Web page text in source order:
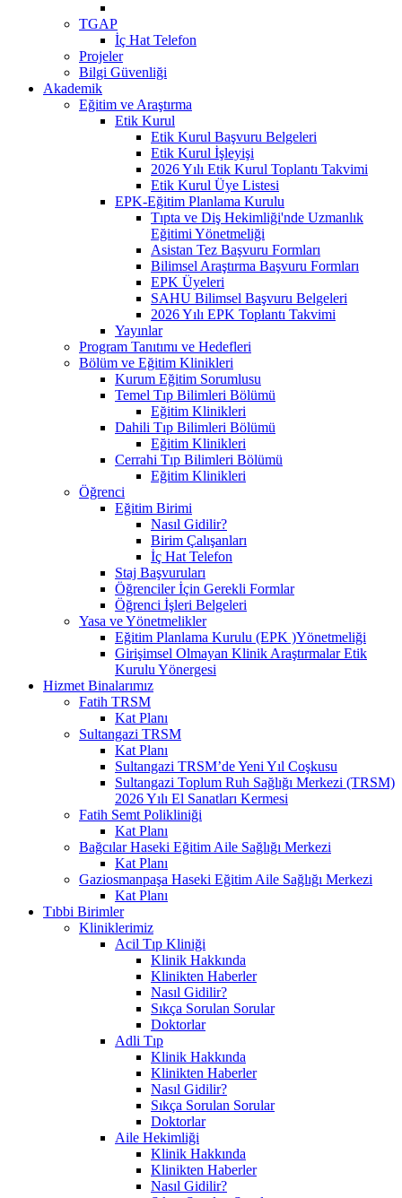
TGAP
İç Hat Telefon
Projeler
Bilgi Güvenliği
Akademik
Eğitim ve Araştırma
Etik Kurul
Etik Kurul Başvuru Belgeleri
Etik Kurul İşleyişi
2026 Yılı Etik Kurul Toplantı Takvimi
Etik Kurul Üye Listesi
EPK-Eğitim Planlama Kurulu
Tıpta ve Diş Hekimliği'nde Uzmanlık
Eğitimi Yönetmeliği
Asistan Tez Başvuru Formları
Bilimsel Araştırma Başvuru Formları
EPK Üyeleri
SAHU Bilimsel Başvuru Belgeleri
2026 Yılı EPK Toplantı Takvimi
Yayınlar
Program Tanıtımı ve Hedefleri
Bölüm ve Eğitim Klinikleri
Kurum Eğitim Sorumlusu
Temel Tıp Bilimleri Bölümü
Eğitim Klinikleri
Dahili Tıp Bilimleri Bölümü
Eğitim Klinikleri
Cerrahi Tıp Bilimleri Bölümü
Eğitim Klinikleri
Öğrenci
Eğitim Birimi
Nasıl Gidilir?
Birim Çalışanları
İç Hat Telefon
Staj Başvuruları
Öğrenciler İçin Gerekli Formlar
Öğrenci İşleri Belgeleri
Yasa ve Yönetmelikler
Eğitim Planlama Kurulu (EPK )Yönetmeliği
Girişimsel Olmayan Klinik Araştırmalar Etik
Kurulu Yönergesi
Hizmet Binalarımız
Fatih TRSM
Kat Planı
Sultangazi TRSM
Kat Planı
Sultangazi TRSM’de Yeni Yıl Coşkusu
Sultangazi Toplum Ruh Sağlığı Merkezi (TRSM)
2026 Yılı El Sanatları Kermesi
Fatih Semt Polikliniği
Kat Planı
Bağcılar Haseki Eğitim Aile Sağlığı Merkezi
Kat Planı
Gaziosmanpaşa Haseki Eğitim Aile Sağlığı Merkezi
Kat Planı
Tıbbi Birimler
Kliniklerimiz
Acil Tıp Kliniği
Klinik Hakkında
Klinikten Haberler
Nasıl Gidilir?
Sıkça Sorulan Sorular
Doktorlar
Adli Tıp
Klinik Hakkında
Klinikten Haberler
Nasıl Gidilir?
Sıkça Sorulan Sorular
Doktorlar
Aile Hekimliği
Klinik Hakkında
Klinikten Haberler
Nasıl Gidilir?